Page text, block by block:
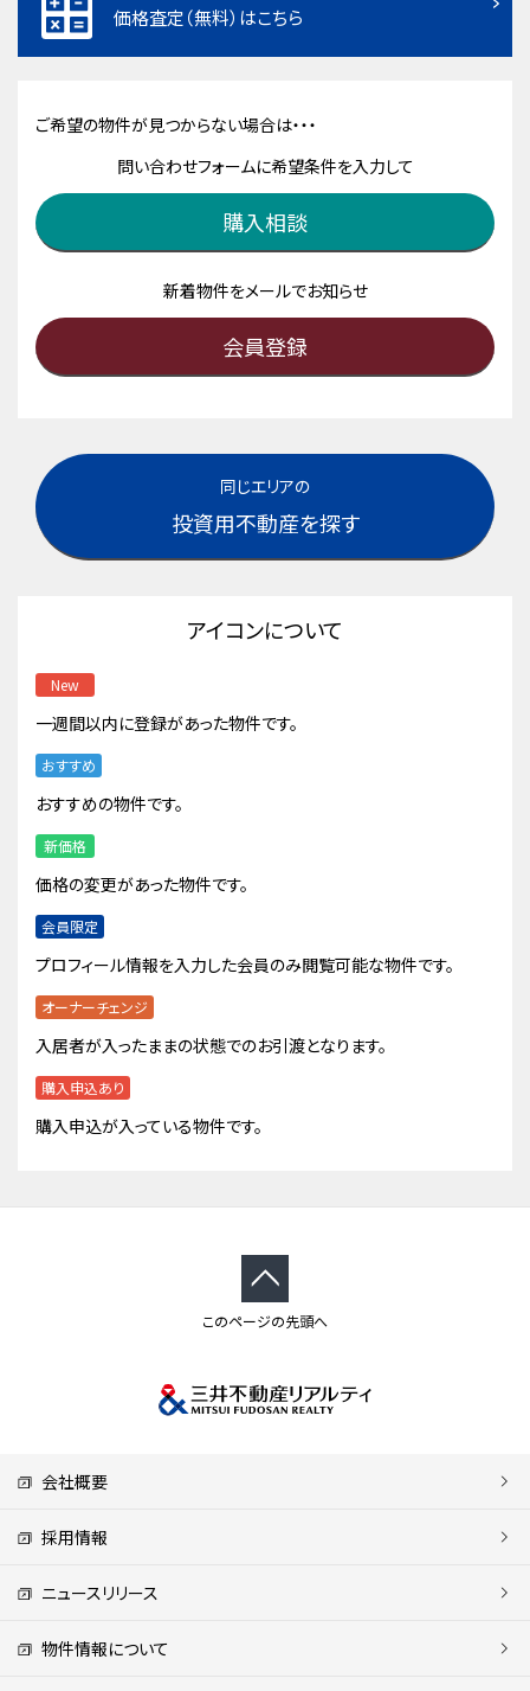
価格査定（無料）はこちら
ご希望の物件が見つからない場合は・・・
問い合わせフォームに希望条件を入力して
購入相談
新着物件をメールでお知らせ
会員登録
同じエリアの
投資用不動産を探す
アイコンについて
New
一週間以内に登録があった物件です。
おすすめ
おすすめの物件です。
新価格
価格の変更があった物件です。
会員限定
プロフィール情報を入力した会員のみ閲覧可能な物件です。
オーナーチェンジ
入居者が入ったままの状態でのお引渡となります。
購入申込あり
購入申込が入っている物件です。
このページの先頭へ
会社概要
採用情報
ニュースリリース
物件情報について